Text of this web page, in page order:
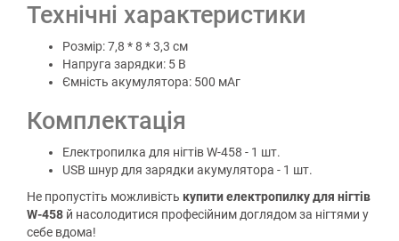
Технічні характеристики
Розмір: 7,8 * 8 * 3,3 см
Напруга зарядки: 5 В
Ємність акумулятора: 500 мАг
Комплектація
Електропилка для нігтів W-458 - 1 шт.
USB шнур для зарядки акумулятора - 1 шт.
Не пропустіть можливість купити електропилку для нігтів
W-458 й насолодитися професійним доглядом за нігтями у
себе вдома!